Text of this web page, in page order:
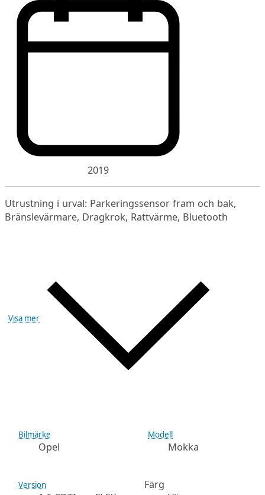
2019
Utrustning i urval: Parkeringssensor fram och bak,
Bränslevärmare, Dragkrok, Rattvärme, Bluetooth
Visa mer
Bilmärke
Opel
Modell
Mokka
Version
Färg